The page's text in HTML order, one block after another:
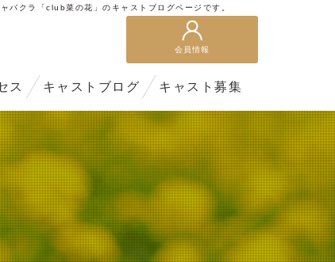
バクラ「club菜の花」のキャストブログページです。
会員情報
ス キャストブログ キャスト募集